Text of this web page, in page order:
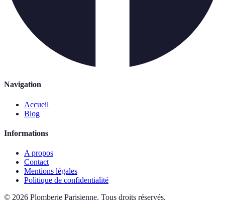
Navigation
Accueil
Blog
Informations
A propos
Contact
Mentions légales
Politique de confidentialité
© 2026 Plomberie Parisienne. Tous droits réservés.